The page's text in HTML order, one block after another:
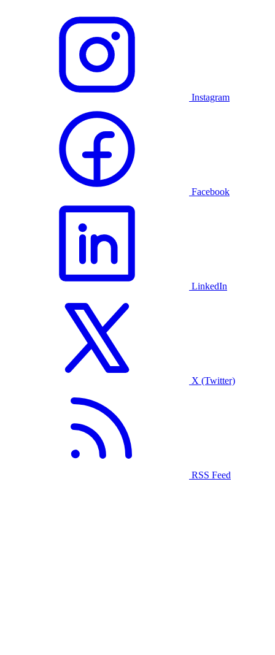
Instagram
Facebook
LinkedIn
X (Twitter)
RSS Feed